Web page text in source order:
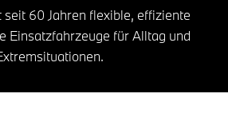
seit 60 Jahren flexible, effiziente
Einsatzfahrzeuge für Alltag und